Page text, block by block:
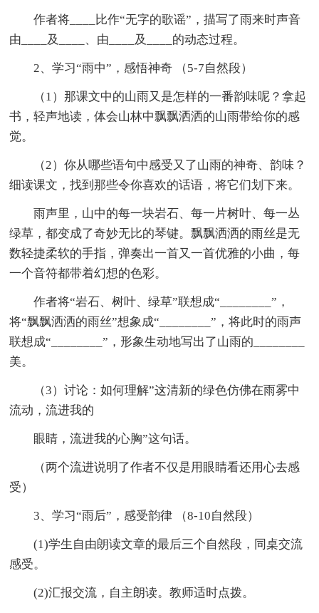
作者将____比作“无字的歌谣”，描写了雨来时声音
由____及____、由____及____的动态过程。
2、学习“雨中”，感悟神奇 （5-7自然段）
（1）那课文中的山雨又是怎样的一番韵味呢？拿起
书，轻声地读，体会山林中飘飘洒洒的山雨带给你的感
觉。
（2）你从哪些语句中感受又了山雨的神奇、韵味？
细读课文，找到那些令你喜欢的话语，将它们划下来。
雨声里，山中的每一块岩石、每一片树叶、每一丛
绿草，都变成了奇妙无比的琴键。飘飘洒洒的雨丝是无
数轻捷柔软的手指，弹奏出一首又一首优雅的小曲，每
一个音符都带着幻想的色彩。
作者将“岩石、树叶、绿草”联想成“________”，
将“飘飘洒洒的雨丝”想象成“________”，将此时的雨声
联想成“________”，形象生动地写出了山雨的________
美。
（3）讨论：如何理解”这清新的绿色仿佛在雨雾中
流动，流进我的
眼睛，流进我的心胸”这句话。
（两个流进说明了作者不仅是用眼睛看还用心去感
受）
3、学习“雨后”，感受韵律 （8-10自然段）
(1)学生自由朗读文章的最后三个自然段，同桌交流
感受。
(2)汇报交流，自主朗读。教师适时点拨。